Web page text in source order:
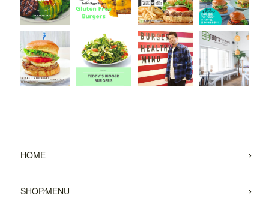
2022.06.09
6/10（金）より、
ユニクロ原宿店アニ
バーサリー企画
に、コラボTシャツ発売、
ハワイ抽選会への商品提供にて参加いた
します。詳しくはこちら
2022.05.27
Eトラベルガイド』 に、原宿表参道店が
掲載されました。
HOME
SHOP⁄MENU